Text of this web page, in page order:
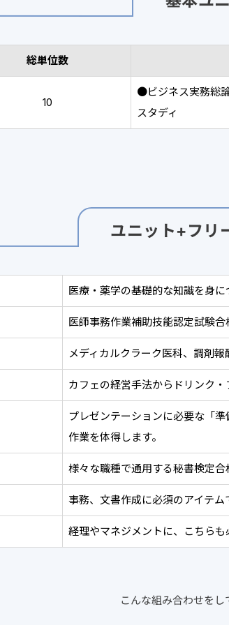
総単位数
10
●ビジネス実務
スタディ
ユニット+フリ
医療・薬学の基礎的な知識を身に
医師事務作業補助技能認定試験合
メディカルクラーク医科、調剤報
カフェの経営手法からドリンク・
プレゼンテーションに必要な「
作業を体得します。
様々な職種で通用する秘書検定合
事務、文書作成に必須のアイテム
経理やマネジメントに、こちらも
こんな組み合わせを